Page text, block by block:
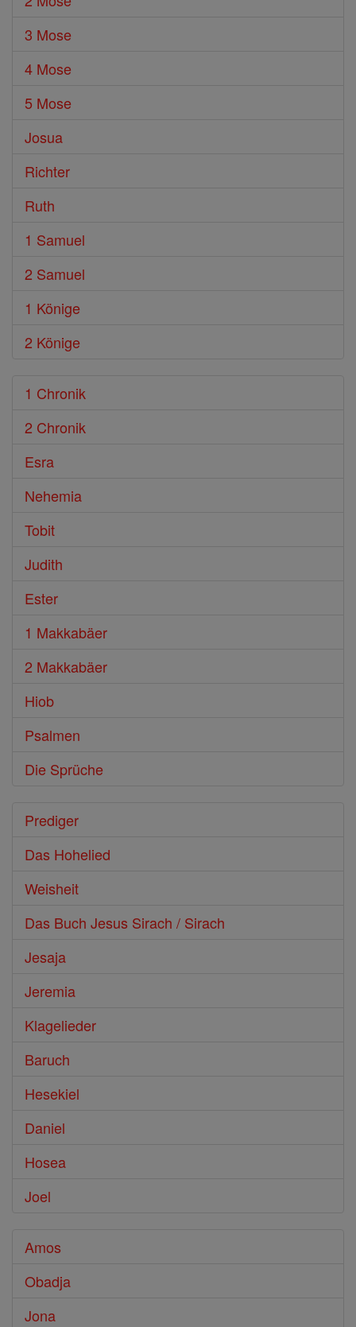
3 Mose
4 Mose
5 Mose
Josua
Richter
Ruth
1 Samuel
2 Samuel
1 Könige
2 Könige
1 Chronik
2 Chronik
Esra
Nehemia
Tobit
Judith
Ester
1 Makkabäer
2 Makkabäer
Hiob
Psalmen
Die Sprüche
Prediger
Das Hohelied
Weisheit
Das Buch Jesus Sirach / Sirach
Jesaja
Jeremia
Klagelieder
Baruch
Hesekiel
Daniel
Hosea
Joel
Amos
Obadja
Jona